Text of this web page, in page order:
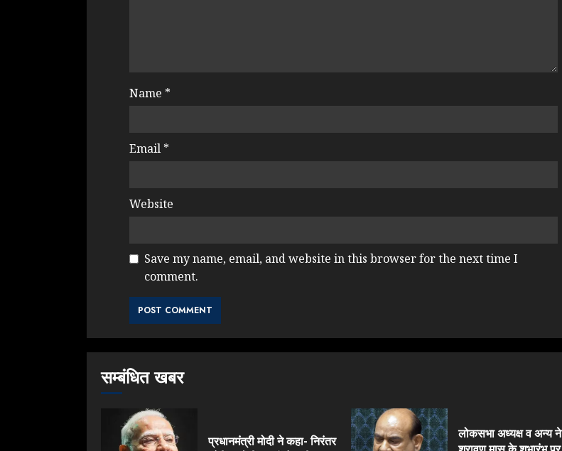
Name *
Email *
Website
Save my name, email, and website in this browser for the next time I
comment.
सम्बंधित खबर
प्रधानमंत्री मोदी ने कहा- निरंतर
लोकसभा अध्यक्ष व अन्य ने